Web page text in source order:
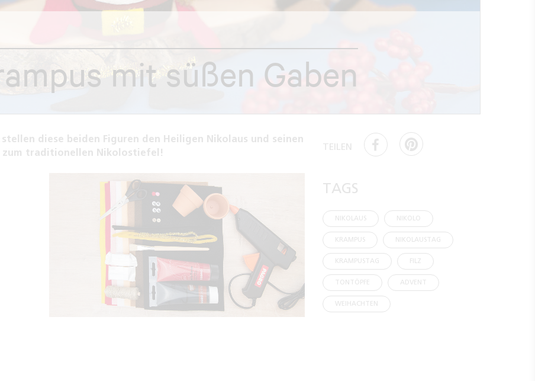
mit süßen Gaben
diese beiden Figuren den Heiligen Nikolaus und seinen
traditionellen Nikolostiefel!
TEILEN
TAGS
NIKOLAUS NIKOLO
KRAMPUS NIKOLAUSTAG
KRAMPUSTAG FILZ
TONTÖPFE ADVENT
WEIHACHTEN